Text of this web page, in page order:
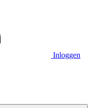
Inloggen